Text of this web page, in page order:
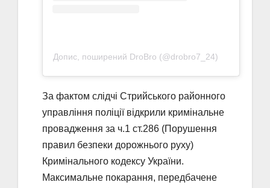
Допис, поширений DroBro (@drobro7_24)
За фактом слідчі Стрийського районного
управління поліції відкрили кримінальне
провадження за ч.1 ст.286 (Порушення
правил безпеки дорожнього руху)
Кримінального кодексу України.
Максимальне покарання, передбачене